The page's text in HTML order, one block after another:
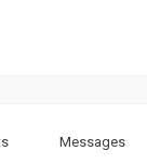
Messages